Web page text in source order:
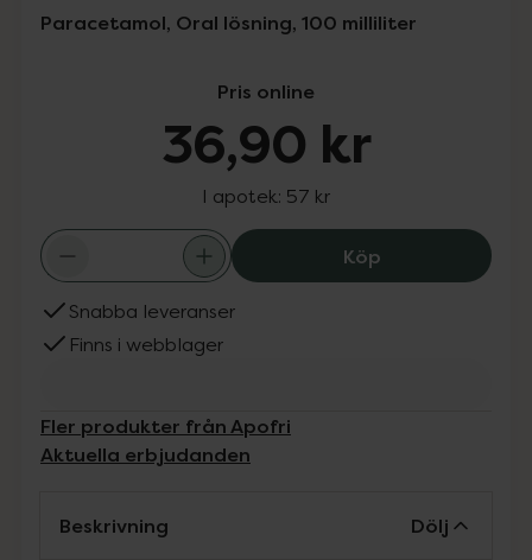
Paracetamol, Oral lösning, 100 milliliter
Pris online
36,90 kr
I apotek: 57 kr
KöpParacetamol
Snabba leveranser
Finns i webblager
Fler produkter från Apofri
Aktuella erbjudanden
Beskrivning Dölj